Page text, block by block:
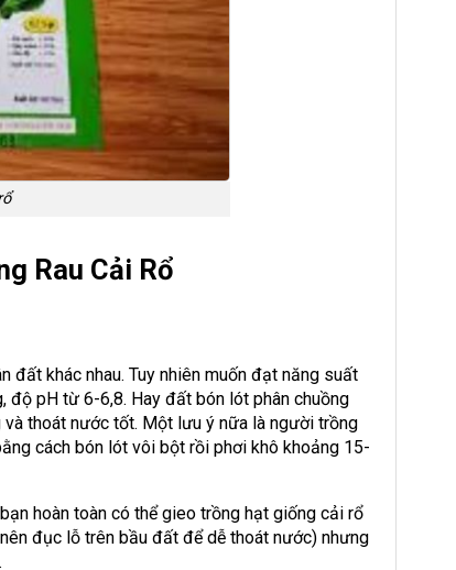
Rau Cải Rổ
đất khác nhau. Tuy nhiên muốn đạt năng suất
độ pH từ 6-6,8. Hay đất bón lót phân chuồng
và thoát nước tốt. Một lưu ý nữa là người trồng
cách bón lót vôi bột rồi phơi khô khoảng 15-
hoàn toàn có thể gieo trồng hạt giống cải rổ
đục lỗ trên bầu đất để dễ thoát nước) nhưng